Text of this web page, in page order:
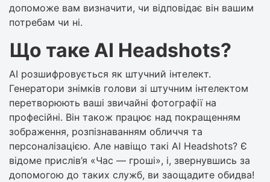
допоможе вам визначити, чи відповідає він вашим
потребам чи ні.
Що таке AI Headshots?
AI розшифровується як штучний інтелект.
Генератори знімків голови зі штучним інтелектом
перетворюють ваші звичайні фотографії на
професійні. Він також працює над покращенням
зображення, розпізнаванням обличчя та
персоналізацією. Але навіщо такі AI Headshots? Є
відоме прислів’я «Час — гроші», і, звернувшись за
допомогою до таких служб, ви заощадите обидва!